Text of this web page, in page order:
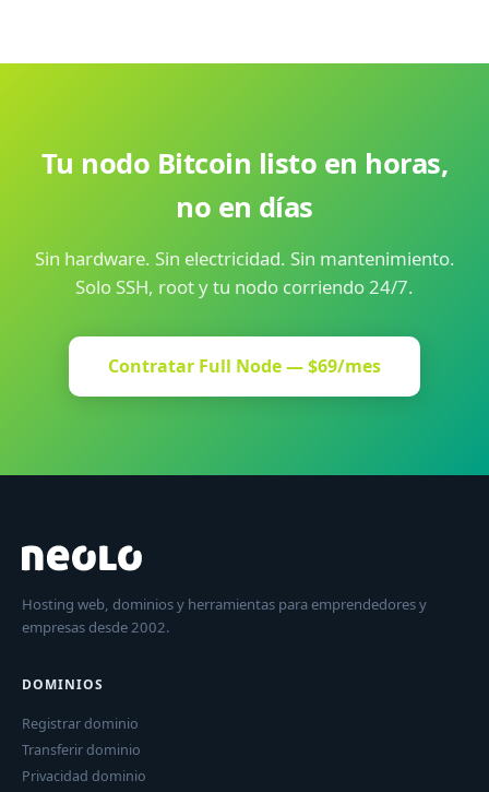
Tu nodo Bitcoin listo en horas,
no en días
Sin hardware. Sin electricidad. Sin mantenimiento.
Solo SSH, root y tu nodo corriendo 24/7.
Contratar Full Node — $69/mes
Hosting web, dominios y herramientas para emprendedores y
empresas desde 2002.
DOMINIOS
Registrar dominio
Transferir dominio
Privacidad dominio